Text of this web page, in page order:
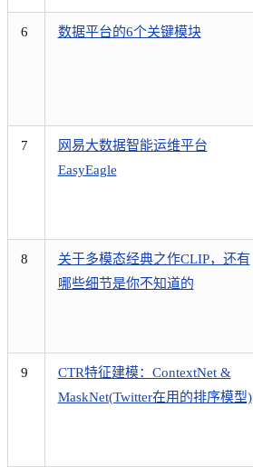
6 数据平台的6个关键模块
7
网易大数据智能运维平台
EasyEagle
8
关于多模态经典之作CLIP，还有
哪些细节是你不知道的
9
CTR特征建模：ContextNet &
MaskNet(Twitter在用的排序模型)